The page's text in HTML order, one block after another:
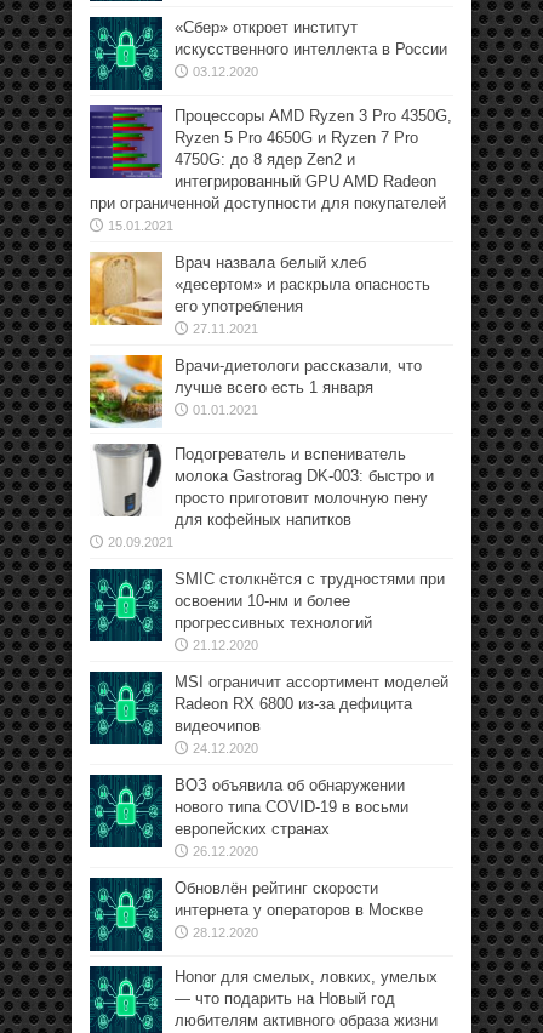
«Сбер» откроет институт
искусственного интеллекта в России
03.12.2020
Процессоры AMD Ryzen 3 Pro 4350G,
Ryzen 5 Pro 4650G и Ryzen 7 Pro
4750G: до 8 ядер Zen2 и
интегрированный GPU AMD Radeon
при ограниченной доступности для покупателей
15.01.2021
Врач назвала белый хлеб
«десертом» и раскрыла опасность
его употребления
27.11.2021
Врачи-диетологи рассказали, что
лучше всего есть 1 января
01.01.2021
Подогреватель и вспениватель
молока Gastrorag DK-003: быстро и
просто приготовит молочную пену
для кофейных напитков
20.09.2021
SMIC столкнётся с трудностями при
освоении 10-нм и более
прогрессивных технологий
21.12.2020
MSI ограничит ассортимент моделей
Radeon RX 6800 из-за дефицита
видеочипов
24.12.2020
ВОЗ объявила об обнаружении
нового типа COVID-19 в восьми
европейских странах
26.12.2020
Обновлён рейтинг скорости
интернета у операторов в Москве
28.12.2020
Honor для смелых, ловких, умелых
— что подарить на Новый год
любителям активного образа жизни